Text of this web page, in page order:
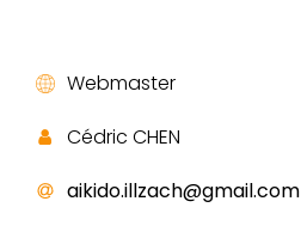
Webmaster
Cédric CHEN
aikido.illzach@gmail.com